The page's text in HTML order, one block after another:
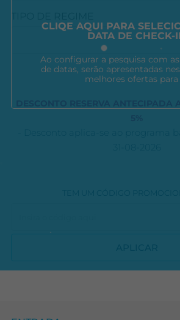
CLIQE AQUI PARA
DATA DE CHECK-
Ao configurar a pesquisa com
de datas, serão apresentadas
melhores ofertas para